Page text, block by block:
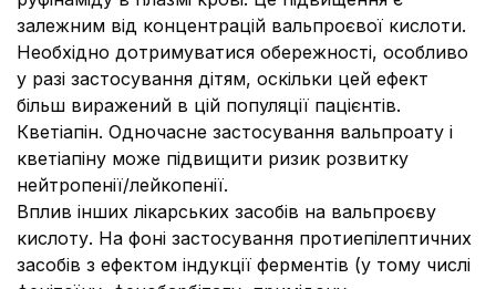
залежним від концентрацій вальпроєвої кислоти.
Необхідно дотримуватися обережності, особливо
у разі застосування дітям, оскільки цей ефект
більш виражений в цій популяції пацієнтів.
Кветіапін. Одночасне застосування вальпроату і
кветіапіну може підвищити ризик розвитку
нейтропенії/лейкопенії.
Вплив інших лікарських засобів на вальпроєву
кислоту. На фоні застосування протиепілептичних
засобів з ефектом індукції ферментів (у тому числі